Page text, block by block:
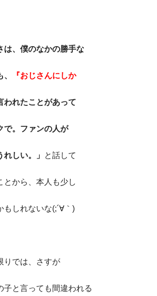
は、僕のなかの勝手な
『おじさんにしか
われたことがあって
で。ファンの人が
しい。」 と話して
とから、本人も少し
もしれないな(;´∀｀)
りでは、さすが
子と言っても間違われる